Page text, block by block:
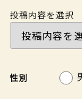
投稿内容を選択
性別